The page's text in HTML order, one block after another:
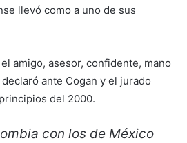
llevó como a uno de sus
amigo, asesor, confidente, mano
ante Cogan y el jurado
del 2000.
con los de México